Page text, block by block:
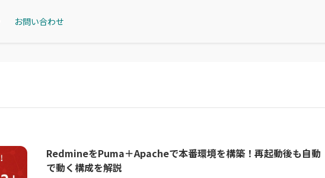
お問い合わせ
RedmineをPuma＋Apacheで本番環境を構築！再起動後も自動
で動く構成を解説